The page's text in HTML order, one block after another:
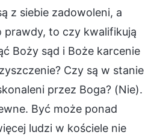
z siebie zadowoleni, a
prawdy, to czy kwalifikują
Boży sąd i Boże karcenie
Czy są w stanie
przez Boga? (Nie).
Być może ponad
ludzi w kościele nie